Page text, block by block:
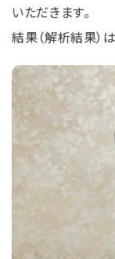
いただきます。
結果（解析結果）